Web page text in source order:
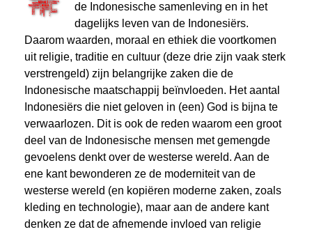
de Indonesische samenleving en in het
dagelijks leven van de Indonesiërs.
Daarom waarden, moraal en ethiek die voortkomen
uit religie, traditie en cultuur (deze drie zijn vaak sterk
verstrengeld) zijn belangrijke zaken die de
Indonesische maatschappij beïnvloeden. Het aantal
Indonesiërs die niet geloven in (een) God is bijna te
verwaarlozen. Dit is ook de reden waarom een ​​groot
deel van de Indonesische mensen met gemengde
gevoelens denkt over de westerse wereld. Aan de
ene kant bewonderen ze de moderniteit van de
westerse wereld (en kopiëren moderne zaken, zoals
kleding en technologie), maar aan de andere kant
denken ze dat de afnemende invloed van religie